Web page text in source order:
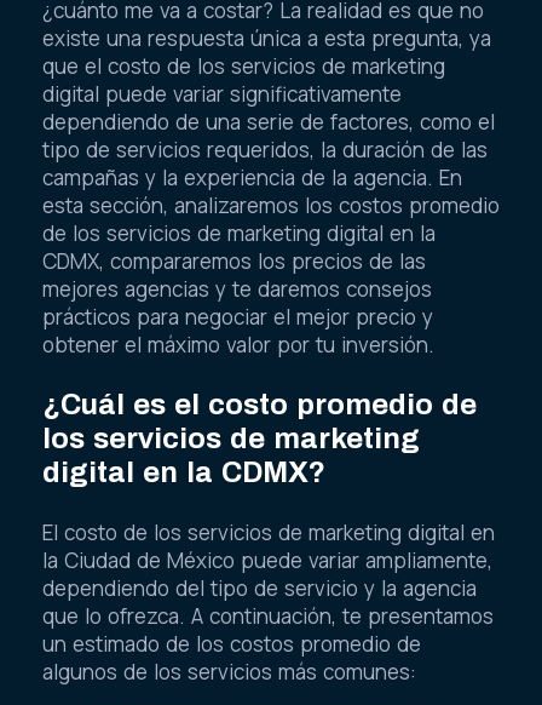
¿cuánto me va a costar? La realidad es que no
existe una respuesta única a esta pregunta, ya
que el costo de los servicios de marketing
digital puede variar significativamente
dependiendo de una serie de factores, como el
tipo de servicios requeridos, la duración de las
campañas y la experiencia de la agencia. En
esta sección, analizaremos los costos promedio
de los servicios de marketing digital en la
CDMX, compararemos los precios de las
mejores agencias y te daremos consejos
prácticos para negociar el mejor precio y
obtener el máximo valor por tu inversión.
¿Cuál es el costo promedio de
los servicios de marketing
digital en la CDMX?
El costo de los servicios de marketing digital en
la Ciudad de México puede variar ampliamente,
dependiendo del tipo de servicio y la agencia
que lo ofrezca. A continuación, te presentamos
un estimado de los costos promedio de
algunos de los servicios más comunes: